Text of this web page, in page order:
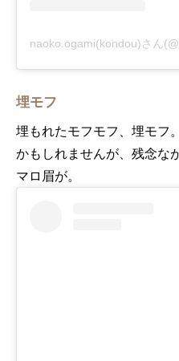
埋モフ
埋もれたモフモフ、埋モフ
かもしれませんが、残念な
マロ眉が。